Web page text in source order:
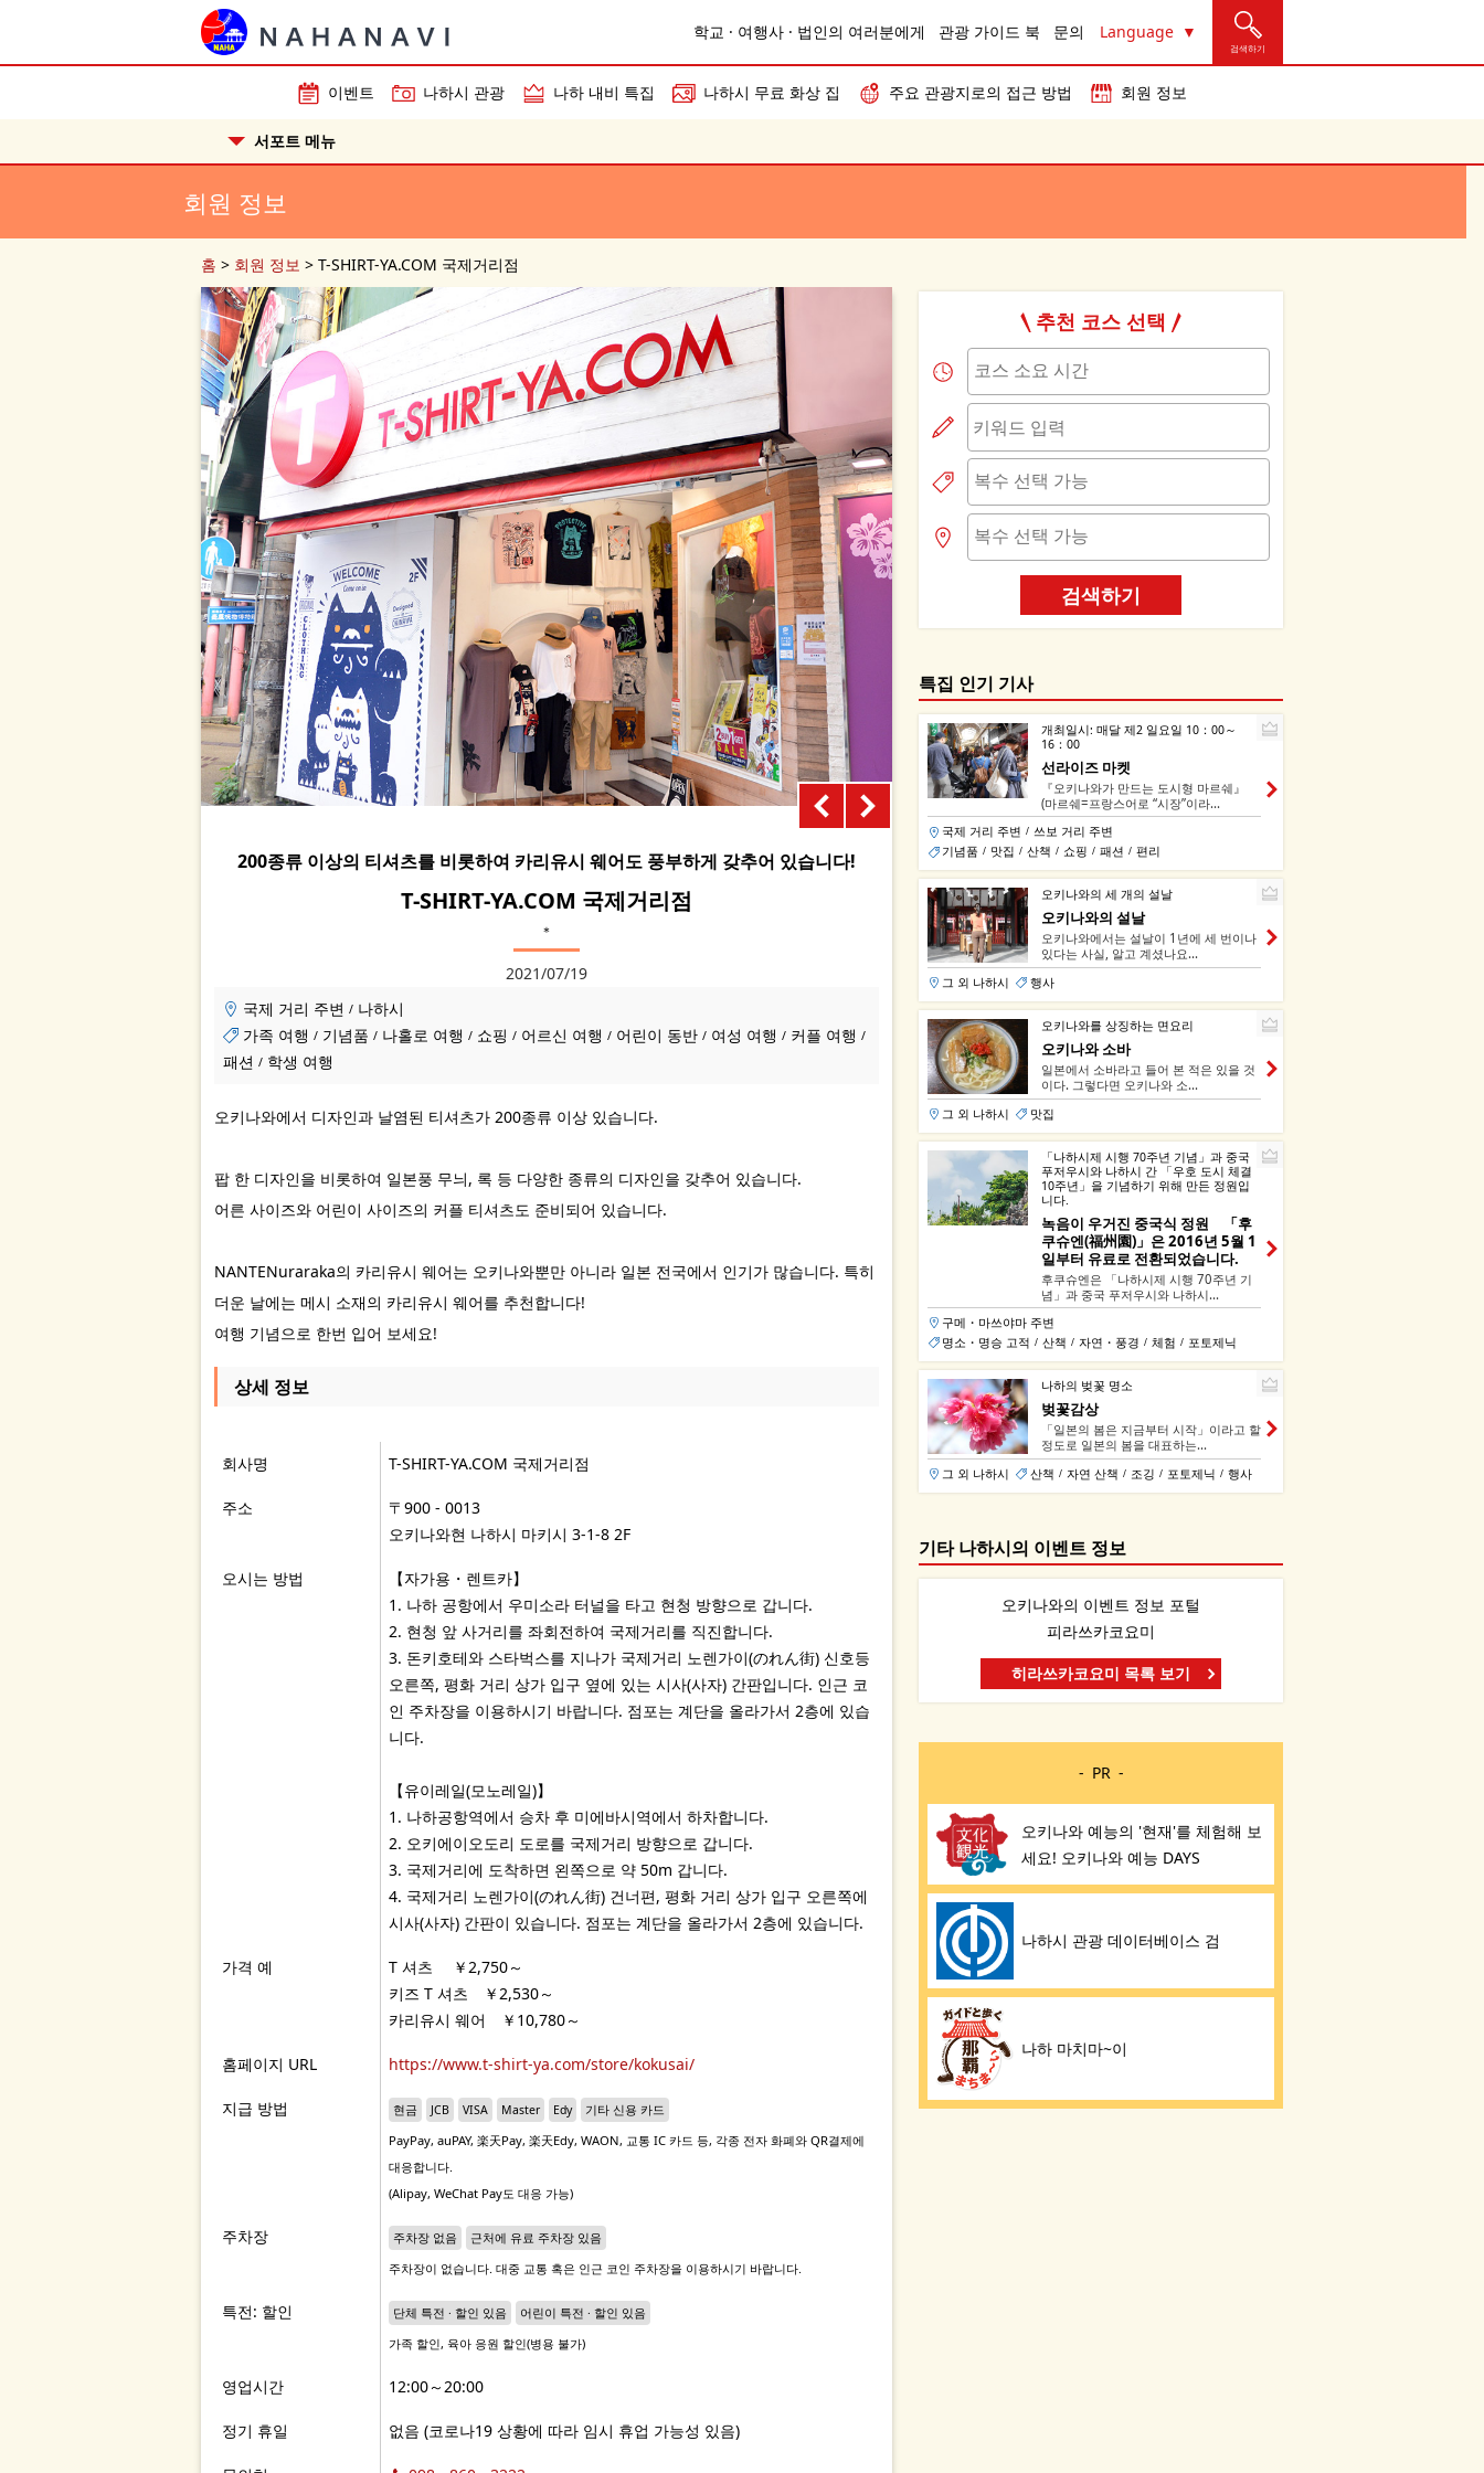
학교 · 여행사 · 법인의 여러분에게 관광 가이드 북 문의 Language
검색하기
이벤트 나하시 관광 나하 내비 특집 나하시 무료 화상 집 주요 관광지로의 접근 방법 회원 정보
서포트 메뉴
회원 정보
홈 > 회원 정보 > T-SHIRT-YA.COM 국제거리점
200종류 이상의 티셔츠를 비롯하여 카리유시 웨어도 풍부하게 갖추어 있습니다!
T-SHIRT-YA.COM 국제거리점
＊
2021/07/19
국제 거리 주변 / 나하시
가족 여행 / 기념품 / 나홀로 여행 / 쇼핑 / 어르신 여행 / 어린이 동반 / 여성 여행 / 커플 여행 /
패션 / 학생 여행
오키나와에서 디자인과 날염된 티셔츠가 200종류 이상 있습니다.
팝 한 디자인을 비롯하여 일본풍 무늬, 록 등 다양한 종류의 디자인을 갖추어 있습니다.
어른 사이즈와 어린이 사이즈의 커플 티셔츠도 준비되어 있습니다.
NANTENuraraka의 카리유시 웨어는 오키나와뿐만 아니라 일본 전국에서 인기가 많습니다. 특히
더운 날에는 메시 소재의 카리유시 웨어를 추천합니다!
여행 기념으로 한번 입어 보세요!
상세 정보
회사명 T-SHIRT-YA.COM 국제거리점
주소
〒900 - 0013
오키나와현 나하시 마키시 3-1-8 2F
오시는 방법
【자가용・렌트카】
1. 나하 공항에서 우미소라 터널을 타고 현청 방향으로 갑니다.
2. 현청 앞 사거리를 좌회전하여 국제거리를 직진합니다.
3. 돈키호테와 스타벅스를 지나가 국제거리 노렌가이(のれん街) 신호등
오른쪽, 평화 거리 상가 입구 옆에 있는 시사(사자) 간판입니다. 인근 코
인 주차장을 이용하시기 바랍니다. 점포는 계단을 올라가서 2층에 있습
니다.
【유이레일(모노레일)】
1. 나하공항역에서 승차 후 미에바시역에서 하차합니다.
2. 오키에이오도리 도로를 국제거리 방향으로 갑니다.
3. 국제거리에 도착하면 왼쪽으로 약 50m 갑니다.
4. 국제거리 노렌가이(のれん街) 건너편, 평화 거리 상가 입구 오른쪽에
시사(사자) 간판이 있습니다. 점포는 계단을 올라가서 2층에 있습니다.
가격 예
T 셔츠 ￥2,750～
키즈 T 셔츠 ￥2,530～
카리유시 웨어 ￥10,780～
홈페이지 URL https://www.t-shirt-ya.com/store/kokusai/
지급 방법 현금 JCB VISA Master Edy 기타 신용 카드
PayPay, auPAY, 楽天Pay, 楽天Edy, WAON, 교통 IC 카드 등, 각종 전자 화폐와 QR결제에
대응합니다.
(Alipay, WeChat Pay도 대응 가능)
주차장 주차장 없음 근처에 유료 주차장 있음
주차장이 없습니다. 대중 교통 혹은 인근 코인 주차장을 이용하시기 바랍니다.
특전: 할인 단체 특전 · 할인 있음 어린이 특전 · 할인 있음
가족 할인, 육아 응원 할인(병용 불가)
영업시간 12:00～20:00
정기 휴일 없음 (코로나19 상황에 따라 임시 휴업 가능성 있음)
추천 코스 선택
검색하기
특집 인기 기사
개최일시: 매달 제2 일요일 10：00～
16：00
선라이즈 마켓
『오키나와가 만드는 도시형 마르쉐』
(마르쉐=프랑스어로 “시장”이라...
국제 거리 주변 / 쓰보 거리 주변
기념품 / 맛집 / 산책 / 쇼핑 / 패션 / 편리
오키나와의 세 개의 설날
오키나와의 설날
오키나와에서는 설날이 1년에 세 번이나
있다는 사실, 알고 계셨나요...
그 외 나하시 행사
오키나와를 상징하는 면요리
오키나와 소바
일본에서 소바라고 들어 본 적은 있을 것
이다. 그렇다면 오키나와 소...
그 외 나하시 맛집
「나하시제 시행 70주년 기념」과 중국
푸저우시와 나하시 간 「우호 도시 체결
10주년」을 기념하기 위해 만든 정원입
니다.
녹음이 우거진 중국식 정원 「후
쿠슈엔(福州園)」은 2016년 5월 1
일부터 유료로 전환되었습니다.
후쿠슈엔은 「나하시제 시행 70주년 기
념」과 중국 푸저우시와 나하시...
구메・마쓰야마 주변
명소・명승 고적 / 산책 / 자연・풍경 / 체험 / 포토제닉
나하의 벚꽃 명소
벚꽃감상
「일본의 봄은 지금부터 시작」이라고 할
정도로 일본의 봄을 대표하는...
그 외 나하시 산책 / 자연 산책 / 조깅 / 포토제닉 / 행사
기타 나하시의 이벤트 정보
오키나와의 이벤트 정보 포털
피라쓰카코요미
히라쓰카코요미 목록 보기
PR
오키나와 예능의 '현재'를 체험해 보
세요! 오키나와 예능 DAYS
나하시 관광 데이터베이스 검
나하 마치마~이